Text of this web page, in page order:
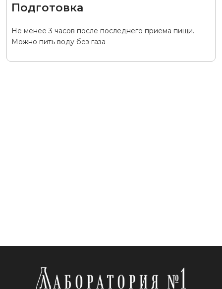
Подготовка
Не менее 3 часов после последнего приема пищи.
Можно пить воду без газа